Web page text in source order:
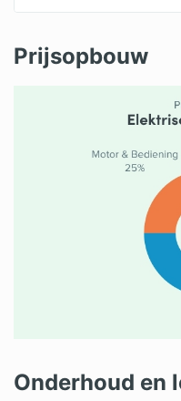
Prijsopbouw
Onderhoud en